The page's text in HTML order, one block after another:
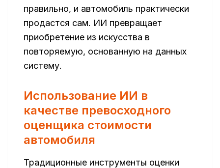
правильно, и автомобиль практически
продастся сам. ИИ превращает
приобретение из искусства в
повторяемую, основанную на данных
систему.
Использование ИИ в
качестве превосходного
оценщика стоимости
автомобиля
Традиционные инструменты оценки